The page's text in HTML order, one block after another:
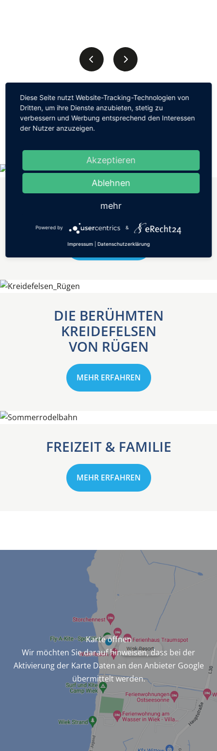
AUSFLUGTIPPS RUND
UM RÜGEN
WASSERSPORT
UND ANGELN
MEHR ERFAHREN
DIE BERÜHMTEN
KREIDEFELSEN
VON RÜGEN
MEHR ERFAHREN
FREIZEIT & FAMILIE
MEHR ERFAHREN
Karte öffnen
Wir möchten Sie darauf hinweisen, dass bei der
Aktivierung der Karte Daten an den Anbieter Google
übermittelt werden.
Diese Seite nutzt Website-Tracking-Technologien von
Dritten, um ihre Dienste anzubieten, stetig zu
verbessern und Werbung entsprechend den Interessen
der Nutzer anzuzeigen.
Akzeptieren
Ablehnen
mehr
Powered by &
Impressum Datenschutzerklärung